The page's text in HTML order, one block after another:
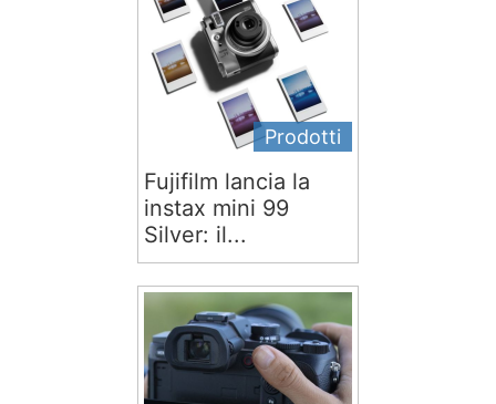
Prodotti
Fujifilm lancia la
instax mini 99
Silver: il...